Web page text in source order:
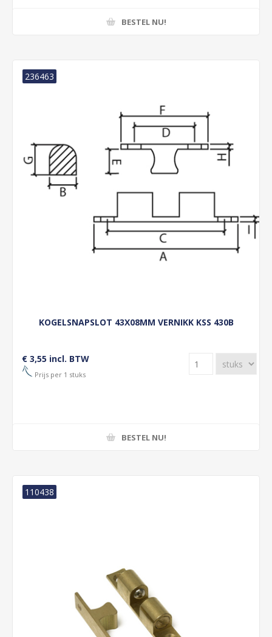
BESTEL NU!
KOGELSNAPSLOT 43X08MM VERNIKK KSS 430B
236463
€ 3,55 incl. BTW
Prijs per 1 stuks
BESTEL NU!
110438